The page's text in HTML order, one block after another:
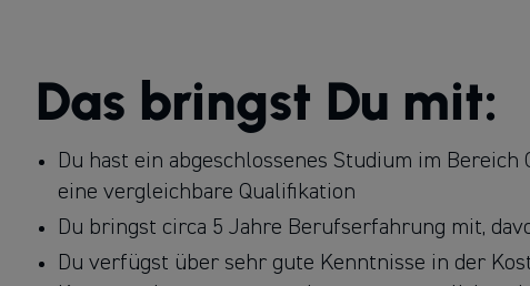
Das bringst Du mit:
Du hast ein abgeschlossenes Studium im
eine vergleichbare Qualifikation
Du bringst circa 5 Jahre Berufserfahrung mit,
Du verfügst über sehr gute Kenntnisse in der